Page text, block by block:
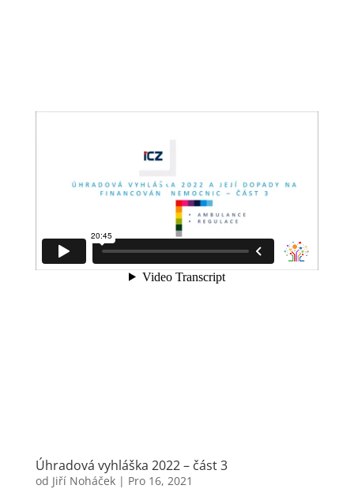
Úhradová vyhláška 2022 – část 3
od Jiří Noháček| Pro 16, 2021